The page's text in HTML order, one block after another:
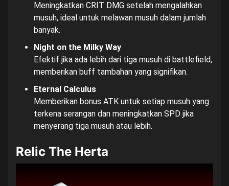
Meningkatkan CRIT DMG setelah mengalahkan
musuh, ideal untuk melawan musuh dalam jumlah
banyak.
Night on the Milky Way
Efektif jika ada lebih dari tiga musuh di battlefield,
memberikan buff tambahan yang signifikan.
Eternal Calculus
Memberikan bonus ATK untuk setiap musuh yang
terkena serangan dan meningkatkan SPD jika
menyerang tiga musuh atau lebih.
Relic The Herta